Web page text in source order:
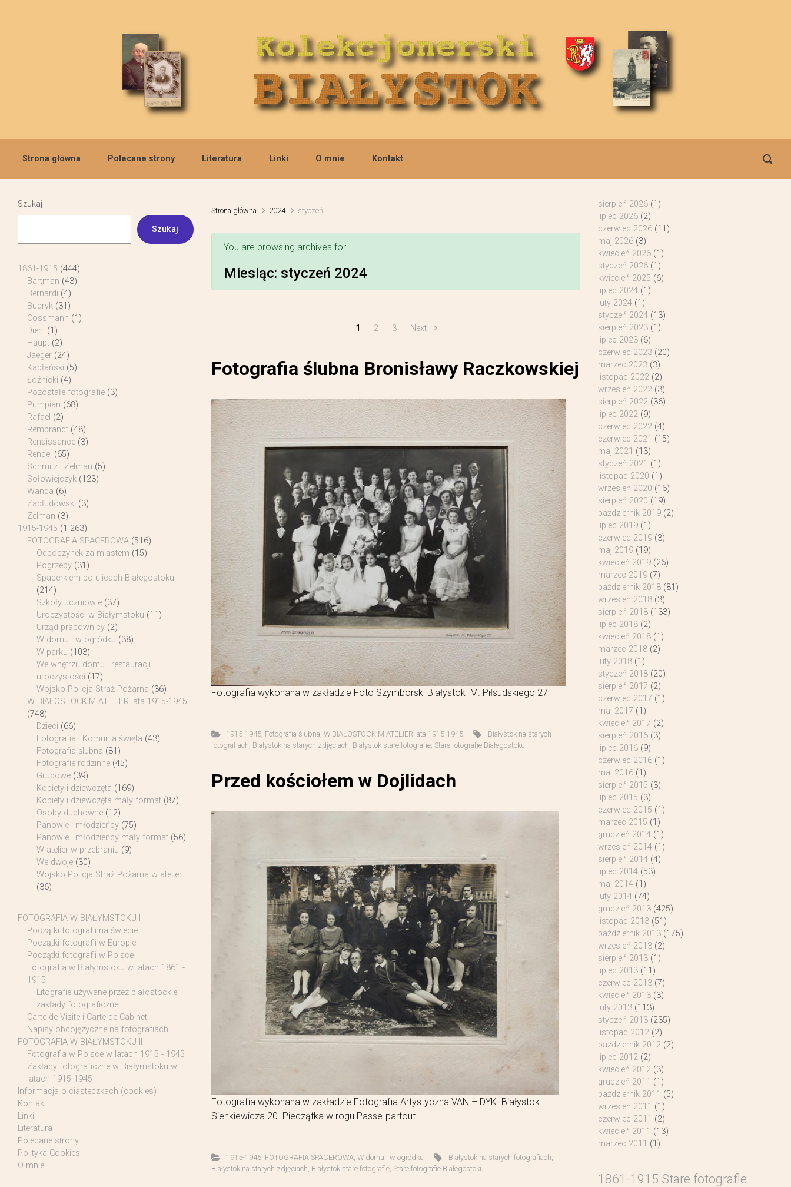
Strona główna Polecane strony Literatura Linki O mnie Kontakt
Strona główna 2024 styczeń
You are browsing archives for
Miesiąc: styczeń 2024
1 2 3 Next
Fotografia ślubna Bronisławy Raczkowskiej
Fotografia wykonana w zakładzie Foto Szymborski Białystok M. Piłsudskiego 27
1915-1945 Fotografia ślubna ,W BIAŁOSTOCKIM ATELIER lata 1915-1945
Białystok na starych
fotografiach Białystok na starych zdjęciach Białystok stare fotografie, Stare fotografie Białegostoku
Przed kościołem w Dojlidach
Fotografia wykonana w zakładzie Fotografia Artystyczna VAN – DYK Białystok
Sienkiewicza 20. Pieczątka w rogu Passe-partout
1915-1945 FOTOGRAFIA SPACEROWA ,W domu i w ogródku Białystok na starych fotografiach
Białystok na starych zdjęciach Białystok stare fotografie, Stare fotografie Białegostoku
Szukaj
Szukaj
1861-1915 (444)
Bartman (43)
Bernardi (4)
Budryk (31)
Cossmann (1)
Diehl (1)
Haupt (2)
Jaeger (24)
Kapłański (5)
Łoźnicki (4)
Pozostałe fotografie (3)
Pumpian (68)
Rafael (2)
Rembrandt (48)
Renaissance (3)
Rendel (65)
Schmitz i Zelman (5)
Sołowiejczyk (123)
Wanda (6)
Zabłudowski (3)
Zelman (3)
1915-1945 (1 263)
FOTOGRAFIA SPACEROWA (516)
Odpoczynek za miastem (15)
Pogrzeby (31)
Spacerkiem po ulicach Białegostoku
(214)
Szkoły uczniowie (37)
Uroczystości w Białymstoku (11)
Urząd pracownicy (2)
W domu i w ogródku (38)
W parku (103)
We wnętrzu domu i restauracji
uroczystości (17)
Wojsko Policja Straż Pożarna (36)
W BIAŁOSTOCKIM ATELIER lata 1915-1945
(748)
Dzieci (66)
Fotografia I Komunia święta (43)
Fotografia ślubna (81)
Fotografie rodzinne (45)
Grupowe (39)
Kobiety i dziewczęta (169)
Kobiety i dziewczęta mały format (87)
Osoby duchowne (12)
Panowie i młodzieńcy (75)
Panowie i młodzieńcy mały format (56)
W atelier w przebraniu (9)
We dwoje (30)
Wojsko Policja Straż Pożarna w atelier
(36)
FOTOGRAFIA W BIAŁYMSTOKU I
Początki fotografii na świecie
Początki fotografii w Europie
Początki fotografii w Polsce
Fotografia w Białymstoku w latach 1861 -
1915
Litografie używane przez białostockie
zakłady fotograficzne
Carte de Visite i Carte de Cabinet
Napisy obcojęzyczne na fotografiach
FOTOGRAFIA W BIAŁYMSTOKU II
Fotografia w Polsce w latach 1915 - 1945
Zakłady fotograficzne w Białymstoku w
latach 1915-1945
Informacja o ciasteczkach (cookies)
Kontakt
Linki
Literatura
Polecane strony
Polityka Cookies
O mnie
sierpień 2026(1)
lipiec 2026(2)
czerwiec 2026(11)
maj 2026(3)
kwiecień 2026(1)
styczeń 2026(1)
kwiecień 2025 (6)
lipiec 2024(1)
luty 2024(1)
styczeń 2024(13)
sierpień 2023(1)
lipiec 2023(6)
czerwiec 2023(20)
marzec 2023(3)
listopad 2022(2)
wrzesień 2022(3)
sierpień 2022(36)
lipiec 2022(9)
czerwiec 2022(4)
czerwiec 2021 (15)
maj 2021 (13)
styczeń 2021 (1)
listopad 2020 (1)
wrzesień 2020 (16)
sierpień 2020 (19)
październik 2019(2)
lipiec 2019(1)
czerwiec 2019(3)
maj 2019(19)
kwiecień 2019(26)
marzec 2019(7)
październik 2018(81)
wrzesień 2018(3)
sierpień 2018(133)
lipiec 2018(2)
kwiecień 2018(1)
marzec 2018(2)
luty 2018(1)
styczeń 2018(20)
sierpień 2017 (2)
czerwiec 2017 (1)
maj 2017 (1)
kwiecień 2017 (2)
sierpień 2016(3)
lipiec 2016(9)
czerwiec 2016(1)
maj 2016(1)
sierpień 2015 (3)
lipiec 2015 (3)
czerwiec 2015 (1)
marzec 2015 (1)
grudzień 2014(1)
wrzesień 2014(1)
sierpień 2014(4)
lipiec 2014(53)
maj 2014(1)
luty 2014(74)
grudzień 2013(425)
listopad 2013(51)
październik 2013(175)
wrzesień 2013(2)
sierpień 2013(1)
lipiec 2013(11)
czerwiec 2013(7)
kwiecień 2013(3)
luty 2013(113)
styczeń 2013(235)
listopad 2012(2)
październik 2012(2)
lipiec 2012(2)
kwiecień 2012(3)
grudzień 2011 (1)
październik 2011 (5)
wrzesień 2011 (1)
czerwiec 2011 (2)
kwiecień 2011 (13)
marzec 2011 (1)
1861-1915 Stare fotografie